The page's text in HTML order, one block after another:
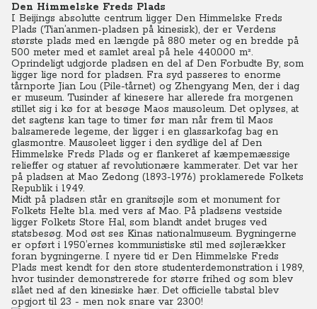
Den Himmelske Freds Plads
I Beijings absolutte centrum ligger Den Himmelske Freds
Plads (Tian’anmen-pladsen på kinesisk), der er Verdens
største plads med en længde på 880 meter og en bredde på
500 meter med et samlet areal på hele 440.000 m².
Oprindeligt udgjorde pladsen en del af Den Forbudte By, som
ligger lige nord for pladsen. Fra syd passeres to enorme
tårnporte Jian Lou (Pile-tårnet) og Zhengyang Men, der i dag
er museum. Tusinder af kinesere har allerede fra morgenen
stillet sig i kø for at besøge Maos mausoleum. Det oplyses, at
det sagtens kan tage to timer før man når frem til Maos
balsamerede legeme, der ligger i en glassarkofag bag en
glasmontre. Mausoleet ligger i den sydlige del af Den
Himmelske Freds Plads og er flankeret af kæmpemæssige
relieffer og statuer af revolutionære kammerater. Det var her
på pladsen at Mao Zedong (1893-1976) proklamerede Folkets
Republik i 1949.
Midt på pladsen står en granitsøjle som et monument for
Folkets Helte bl.a. med vers af Mao. På pladsens vestside
ligger Folkets Store Hal, som blandt andet bruges ved
statsbesøg. Mod øst ses Kinas nationalmuseum. Bygningerne
er opført i 1950’ernes kommunistiske stil med søjlerækker
foran bygningerne. I nyere tid er Den Himmelske Freds
Plads mest kendt for den store studenterdemonstration i 1989,
hvor tusinder demonstrerede for større frihed og som blev
slået ned af den kinesiske hær. Det officielle tabstal blev
opgjort til 23 - men nok snare var 2300!